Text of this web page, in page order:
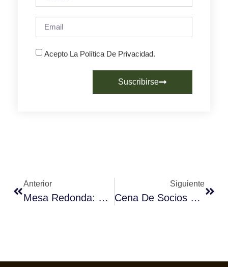
Acepto La Política De Privacidad.
Suscribirse
Anterior
Mesa Redonda: Café Y Gastronomía
Siguiente
Cena De Socios Fórum Café 2013.